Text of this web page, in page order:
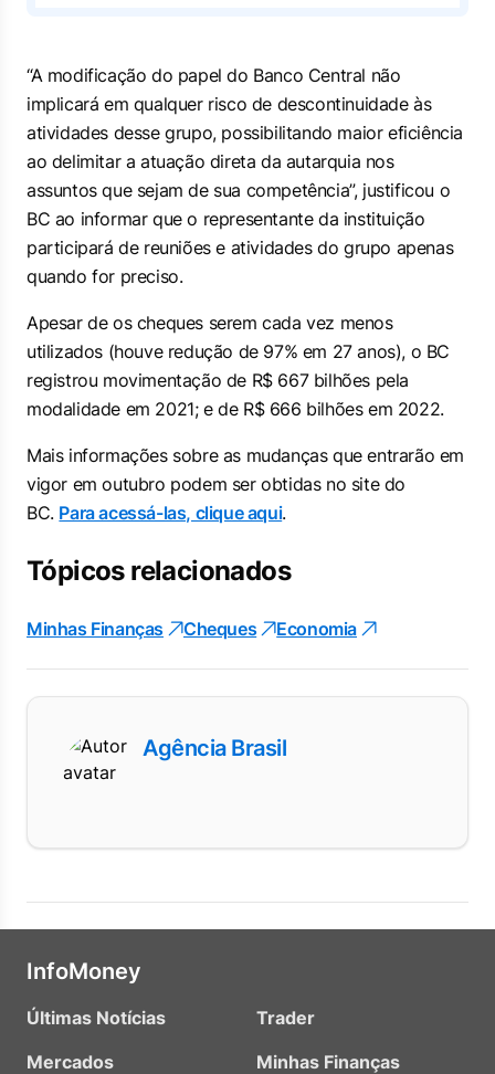
“A modificação do papel do Banco Central não
implicará em qualquer risco de descontinuidade às
atividades desse grupo, possibilitando maior eficiência
ao delimitar a atuação direta da autarquia nos
assuntos que sejam de sua competência”, justificou o
BC ao informar que o representante da instituição
participará de reuniões e atividades do grupo apenas
quando for preciso.
Apesar de os cheques serem cada vez menos
utilizados (houve redução de 97% em 27 anos), o BC
registrou movimentação de R$ 667 bilhões pela
modalidade em 2021; e de R$ 666 bilhões em 2022.
Mais informações sobre as mudanças que entrarão em
vigor em outubro podem ser obtidas no site do
BC. Para acessá-las, clique aqui.
Tópicos relacionados
Minhas Finanças Cheques Economia
Agência Brasil
InfoMoney
Últimas Notícias
Mercados
Trader
Minhas Finanças